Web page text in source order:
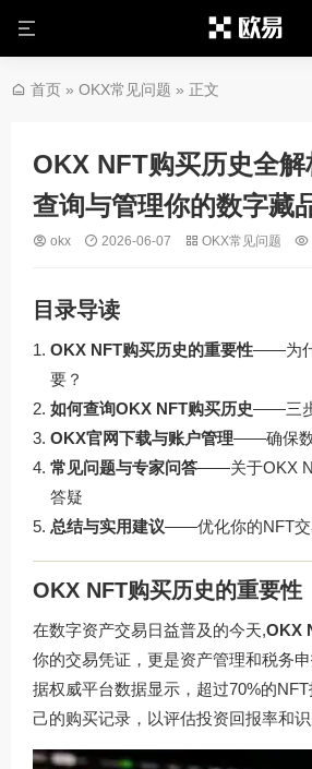
首页 » OKX常见问题 » 正文
OKX NFT购买历史全
查询与管理你的数字藏
okx 2026-06-07 OKX常见问题
目录导读
OKX NFT购买历史的重要性——为
要？
如何查询OKX NFT购买历史——三
OKX官网下载与账户管理——确保数
常见问题与专家问答——关于OKX
答疑
总结与实用建议——优化你的NFT交
OKX NFT购买历史的重要性
在数字资产交易日益普及的今天,OKX
你的交易凭证，更是资产管理和税务
据权威平台数据显示，超过70%的
己的购买记录，以评估投资回报率和识